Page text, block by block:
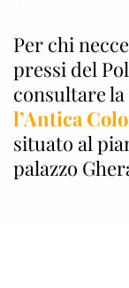
Per chi
pressi del
consultare
l’Antica
situato al
palazzo